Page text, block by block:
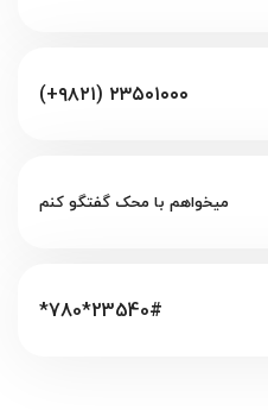
(+۹۸۲۱) ۲۳۵۰۱۰۰۰
میخواهم با محک گفتگو کنم
*780*23540#